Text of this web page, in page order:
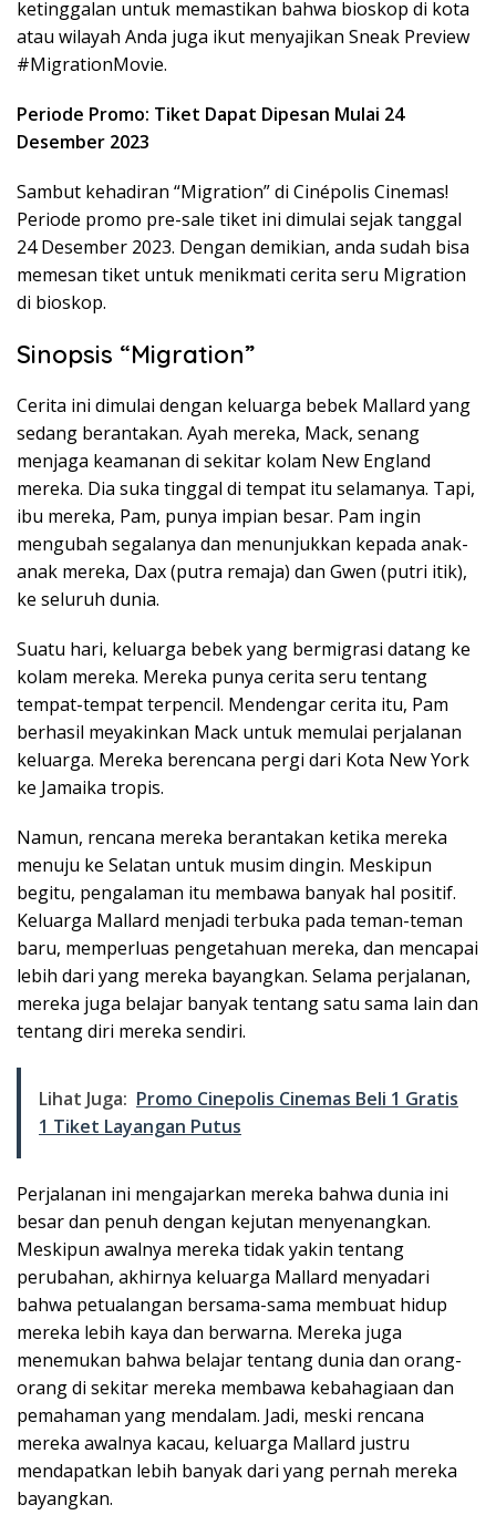
ketinggalan untuk memastikan bahwa bioskop di kota
atau wilayah Anda juga ikut menyajikan Sneak Preview
#MigrationMovie.
Periode Promo: Tiket Dapat Dipesan Mulai 24
Desember 2023
Sambut kehadiran “Migration” di Cinépolis Cinemas!
Periode promo pre-sale tiket ini dimulai sejak tanggal
24 Desember 2023. Dengan demikian, anda sudah bisa
memesan tiket untuk menikmati cerita seru Migration
di bioskop.
Sinopsis “Migration”
Cerita ini dimulai dengan keluarga bebek Mallard yang
sedang berantakan. Ayah mereka, Mack, senang
menjaga keamanan di sekitar kolam New England
mereka. Dia suka tinggal di tempat itu selamanya. Tapi,
ibu mereka, Pam, punya impian besar. Pam ingin
mengubah segalanya dan menunjukkan kepada anak-
anak mereka, Dax (putra remaja) dan Gwen (putri itik),
ke seluruh dunia.
Suatu hari, keluarga bebek yang bermigrasi datang ke
kolam mereka. Mereka punya cerita seru tentang
tempat-tempat terpencil. Mendengar cerita itu, Pam
berhasil meyakinkan Mack untuk memulai perjalanan
keluarga. Mereka berencana pergi dari Kota New York
ke Jamaika tropis.
Namun, rencana mereka berantakan ketika mereka
menuju ke Selatan untuk musim dingin. Meskipun
begitu, pengalaman itu membawa banyak hal positif.
Keluarga Mallard menjadi terbuka pada teman-teman
baru, memperluas pengetahuan mereka, dan mencapai
lebih dari yang mereka bayangkan. Selama perjalanan,
mereka juga belajar banyak tentang satu sama lain dan
tentang diri mereka sendiri.
Lihat Juga: Promo Cinepolis Cinemas Beli 1 Gratis
1 Tiket Layangan Putus
Perjalanan ini mengajarkan mereka bahwa dunia ini
besar dan penuh dengan kejutan menyenangkan.
Meskipun awalnya mereka tidak yakin tentang
perubahan, akhirnya keluarga Mallard menyadari
bahwa petualangan bersama-sama membuat hidup
mereka lebih kaya dan berwarna. Mereka juga
menemukan bahwa belajar tentang dunia dan orang-
orang di sekitar mereka membawa kebahagiaan dan
pemahaman yang mendalam. Jadi, meski rencana
mereka awalnya kacau, keluarga Mallard justru
mendapatkan lebih banyak dari yang pernah mereka
bayangkan.